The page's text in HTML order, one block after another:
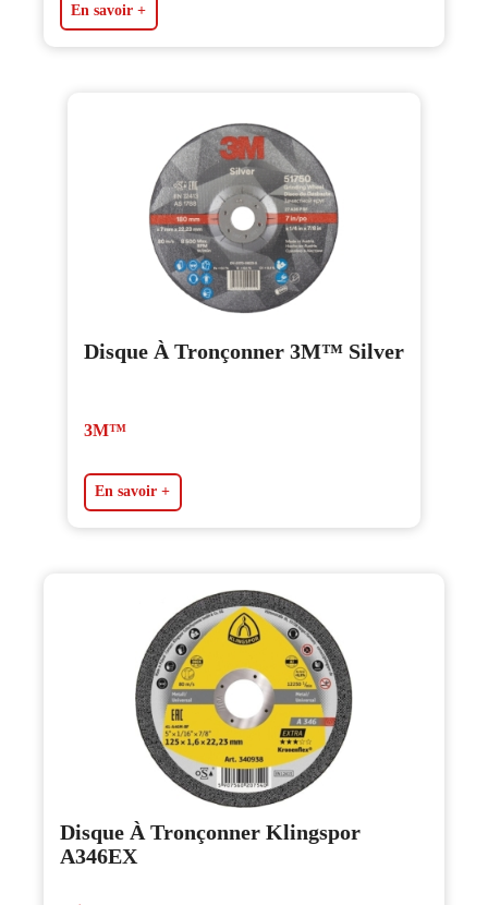
En savoir +
Disque À Tronçonner 3M™ Silver
3M™
En savoir +
Disque À Tronçonner Klingspor
A346EX